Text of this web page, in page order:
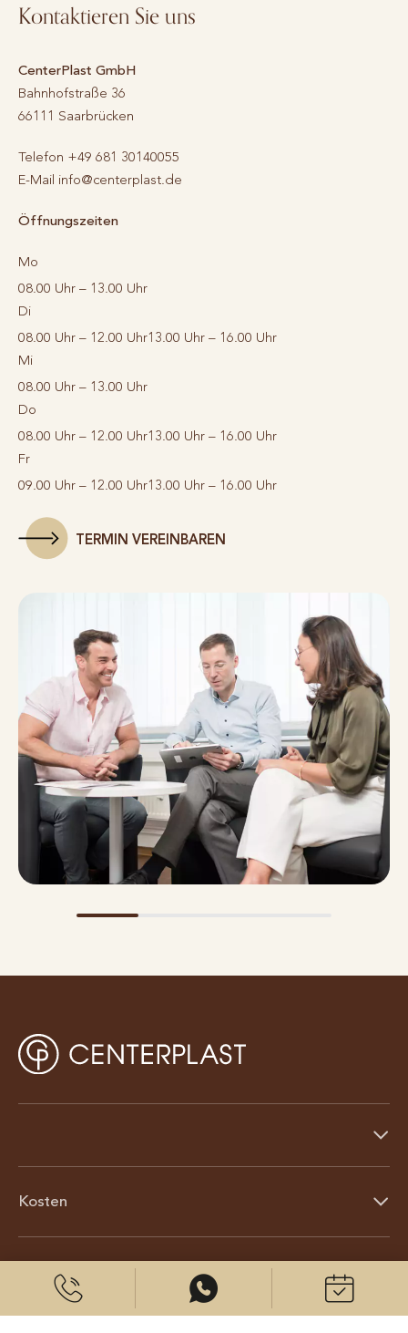
Kontaktieren Sie uns
CenterPlast GmbH
Bahnhofstraße 36
66111 Saarbrücken
Telefon +49 681 30140055
E-Mail info@centerplast.de
Öffnungszeiten
Mo
08.00 Uhr – 13.00 Uhr
Di
08.00 Uhr – 12.00 Uhr13.00 Uhr – 16.00 Uhr
Mi
08.00 Uhr – 13.00 Uhr
Do
08.00 Uhr – 12.00 Uhr13.00 Uhr – 16.00 Uhr
Fr
09.00 Uhr – 12.00 Uhr13.00 Uhr – 16.00 Uhr
TERMIN VEREINBAREN
Kosten
Über uns